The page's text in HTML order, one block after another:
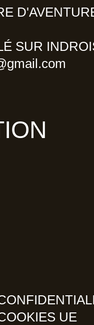
i
r
SUR
UE